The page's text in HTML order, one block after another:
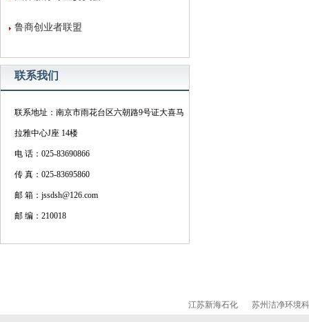
鲁商创业者联盟
联系我们
联系地址：南京市雨花台区六朝路9号证大喜马
拉雅中心J座 14楼
电 话：025-83690866
传 真：025-83695860
邮 箱：jssdsh@126.com
邮 编：210018
江苏新海石化 苏州洁净环境